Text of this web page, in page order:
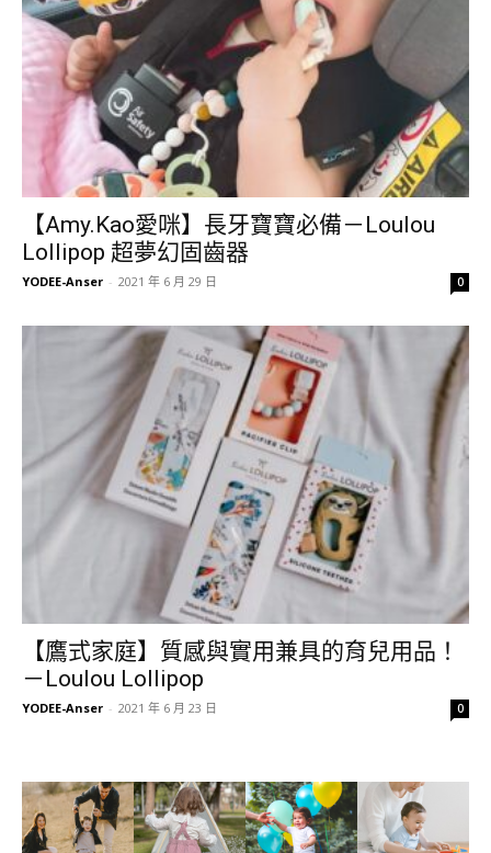
【Amy.Kao愛咪】長牙寶寶必備－Loulou
Lollipop 超夢幻固齒器
YODEE-Anser - 2021 年 6 月 29 日 0
【鷹式家庭】質感與實用兼具的育兒用品！
－Loulou Lollipop
YODEE-Anser - 2021 年 6 月 23 日 0